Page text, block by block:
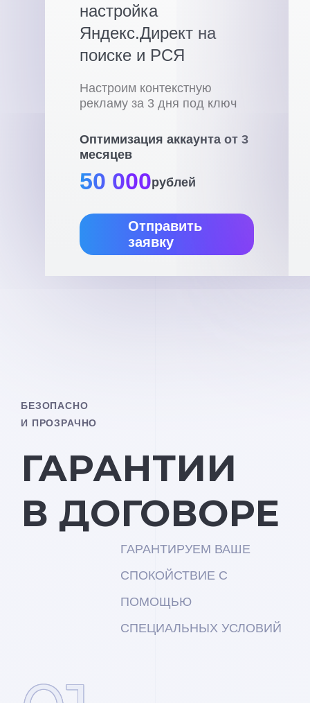
настройка
Яндекс.Директ на
поиске и РСЯ
Настроим контекстную
рекламу за 3 дня под ключ
Оптимизация аккаунта от 3
месяцев
50 000рублей
Отправить
заявку
БЕЗОПАСНО
И ПРОЗРАЧНО
ГАРАНТИИ
В ДОГОВОРЕ
ГАРАНТИРУЕМ ВАШЕ
СПОКОЙСТВИЕ С
ПОМОЩЬЮ
СПЕЦИАЛЬНЫХ УСЛОВИЙ